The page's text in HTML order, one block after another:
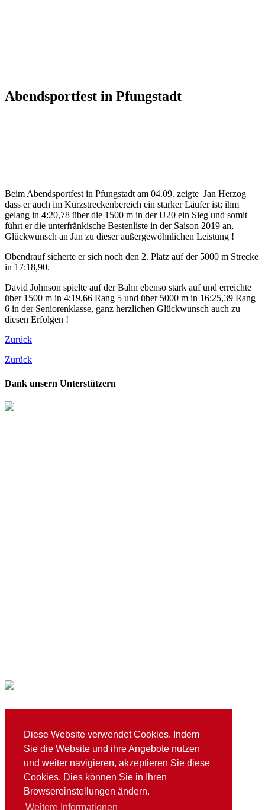
Diese Website verwendet Cookies. Indem
Sie die Website und ihre Angebote nutzen
und weiter navigieren, akzeptieren Sie diese
Cookies. Dies können Sie in Ihren
Browsereinstellungen ändern.
Weitere Informationen
Abendsportfest in Pfungstadt
Beim Abendsportfest in Pfungstadt am 04.09. zeigte Jan Herzog
dass er auch im Kurzstreckenbereich ein starker Läufer ist; ihm
gelang in 4:20,78 über die 1500 m in der U20 ein Sieg und somit
führt er die unterfränkische Bestenliste in der Saison 2019 an,
Glückwunsch an Jan zu dieser außergewöhnlichen Leistung !
Obendrauf sicherte er sich noch den 2. Platz auf der 5000 m Strecke
in 17:18,90.
David Johnson spielte auf der Bahn ebenso stark auf und erreichte
über 1500 m in 4:19,66 Rang 5 und über 5000 m in 16:25,39 Rang
6 in der Seniorenklasse, ganz herzlichen Glückwunsch auch zu
diesen Erfolgen !
Zurück
Zurück
Dank unsern Unterstützern
E info@tsg-mainaschaff.de
T+49 (0)6021 76613
Schuberstraße 4 / 63814 Mainaschaff
© 2026 TSG Mainaschaff 1973 e. V.